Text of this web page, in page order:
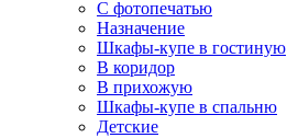
С фотопечатью
Назначение
Шкафы-купе в гостиную
В коридор
В прихожую
Шкафы-купе в спальню
Детские